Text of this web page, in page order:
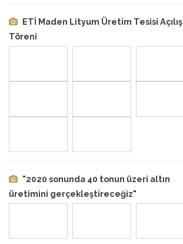
ETİ Maden Lityum Üretim Tesisi Açılış
Töreni
"2020 sonunda 40 tonun üzeri altın
üretimini gerçekleştireceğiz"